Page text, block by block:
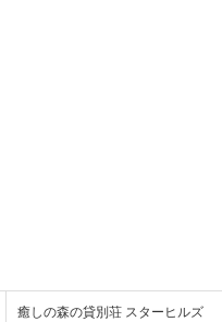
癒しの森の貸別荘 スターヒルズ